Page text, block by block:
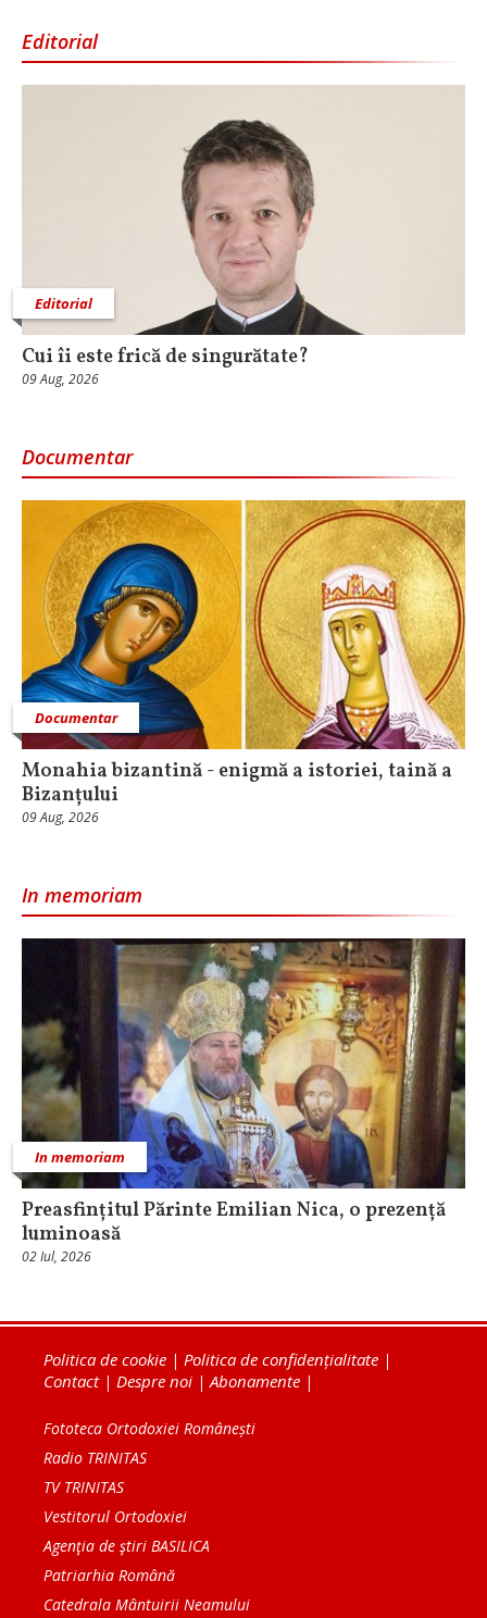
Editorial
Editorial
Cui îi este frică de singurătate?
09 Aug, 2026
Documentar
Documentar
Monahia bizantină - enigmă a istoriei, taină a
Bizanțului
09 Aug, 2026
In memoriam
In memoriam
Preasfințitul Părinte Emilian Nica, o prezență
luminoasă
02 Iul, 2026
Politica de cookie | Politica de confidențialitate |
Contact| Despre noi | Abonamente |
Fototeca Ortodoxiei Românești
Radio TRINITAS
TV TRINITAS
Vestitorul Ortodoxiei
Agenţia de ştiri BASILICA
Patriarhia Română
Catedrala Mântuirii Neamului